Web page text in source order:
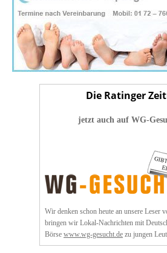
Die Ratinger
jetzt auch auf WG-
Wir denken schon heute an unsere Leser
bringen wir Lokal-Nachrichten mit
Börse www.wg-gesucht.de zu jungen